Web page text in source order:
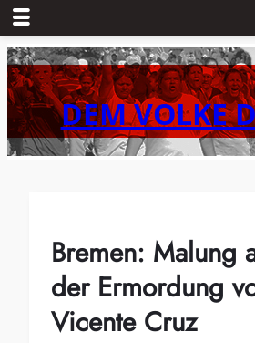
Zum
Inhalt
springenDEM VOLKE
Bremen: Malung
der Ermordung
Vicente Cruz